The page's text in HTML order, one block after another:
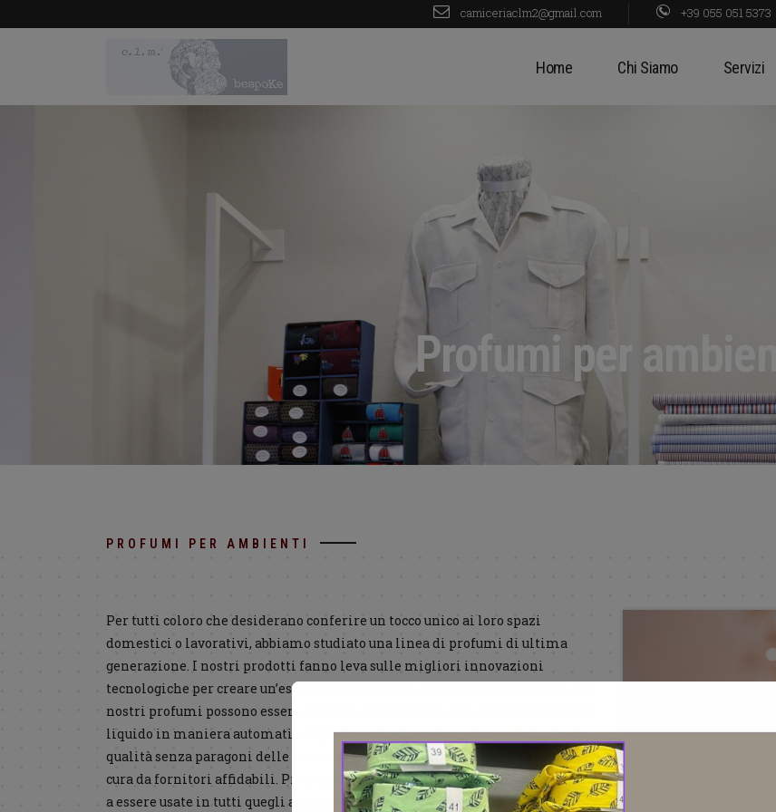
camiceriaclm2@gmail.com +39 055 051 5373
Home Chi Siamo Servizi
Profumi per ambienti
PROFUMI PER AMBIENTI
Per tutti coloro che desiderano conferire un tocco unico ai loro spazi
domestici o lavorativi, abbiamo studiato una linea di profumi di ultima
generazione. I nostri prodotti fanno leva sulle migliori innovazioni
tecnologiche per creare un’esperienza gradevole. Ecco dunque che alcuni dei
nostri profumi possono essere regolati per spruzzare una piccola quantità di
liquido in maniera automatica. Agli aspetti puramente tecnici si unisce la
qualità senza paragoni delle nostre fragranze, selezionate con la massima
cura da fornitori affidabili. Privilegiamo formulazioni anallergiche, adatte
a essere usate in tutti quegli ambienti che sono frequentati da soggetti
modal-check